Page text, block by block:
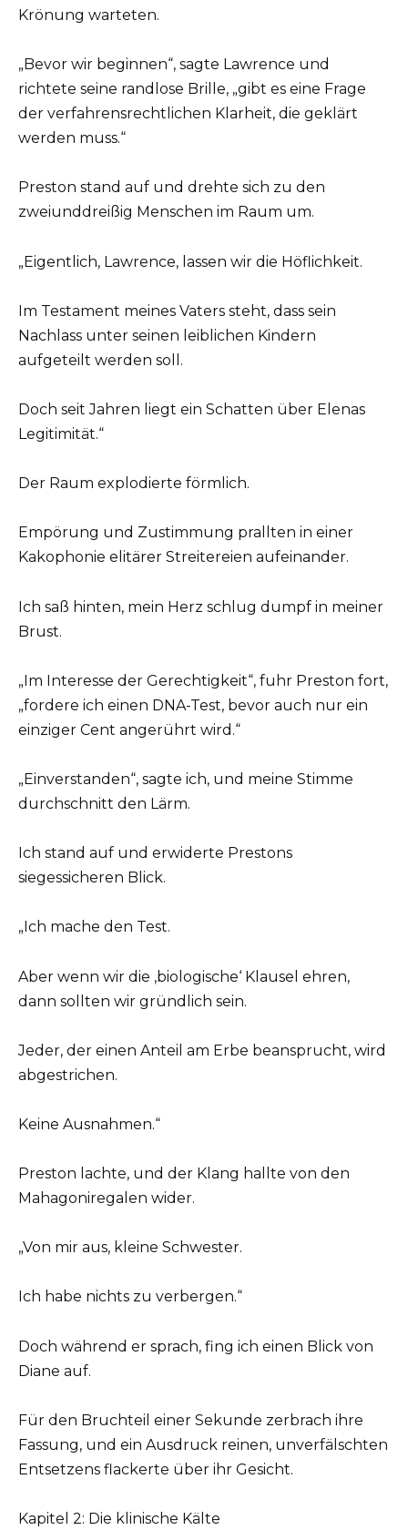
Krönung warteten.
„Bevor wir beginnen“, sagte Lawrence und
richtete seine randlose Brille, „gibt es eine Frage
der verfahrensrechtlichen Klarheit, die geklärt
werden muss.“
Preston stand auf und drehte sich zu den
zweiunddreißig Menschen im Raum um.
„Eigentlich, Lawrence, lassen wir die Höflichkeit.
Im Testament meines Vaters steht, dass sein
Nachlass unter seinen leiblichen Kindern
aufgeteilt werden soll.
Doch seit Jahren liegt ein Schatten über Elenas
Legitimität.“
Der Raum explodierte förmlich.
Empörung und Zustimmung prallten in einer
Kakophonie elitärer Streitereien aufeinander.
Ich saß hinten, mein Herz schlug dumpf in meiner
Brust.
„Im Interesse der Gerechtigkeit“, fuhr Preston fort,
„fordere ich einen DNA-Test, bevor auch nur ein
einziger Cent angerührt wird.“
„Einverstanden“, sagte ich, und meine Stimme
durchschnitt den Lärm.
Ich stand auf und erwiderte Prestons
siegessicheren Blick.
„Ich mache den Test.
Aber wenn wir die ‚biologische‘ Klausel ehren,
dann sollten wir gründlich sein.
Jeder, der einen Anteil am Erbe beansprucht, wird
abgestrichen.
Keine Ausnahmen.“
Preston lachte, und der Klang hallte von den
Mahagoniregalen wider.
„Von mir aus, kleine Schwester.
Ich habe nichts zu verbergen.“
Doch während er sprach, fing ich einen Blick von
Diane auf.
Für den Bruchteil einer Sekunde zerbrach ihre
Fassung, und ein Ausdruck reinen, unverfälschten
Entsetzens flackerte über ihr Gesicht.
Kapitel 2: Die klinische Kälte